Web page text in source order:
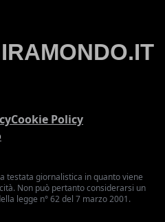
Cookie Policy
testata giornalistica in quanto viene
Non può pertanto considerarsi un
legge n° 62 del 7 marzo 2001.